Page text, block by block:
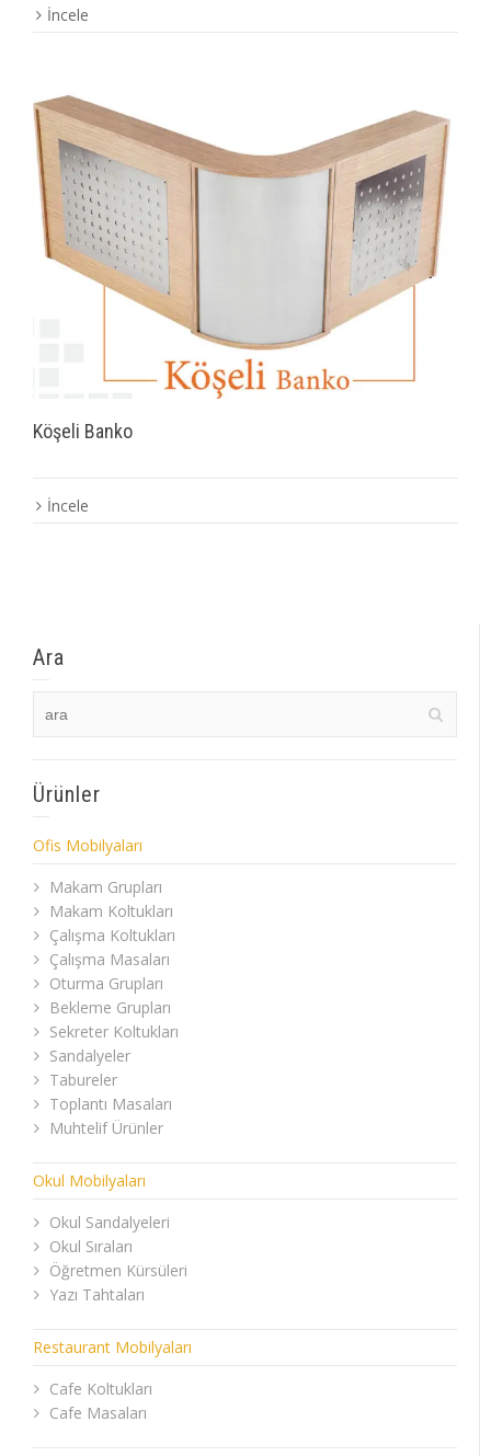
İncele
Köşeli Banko
İncele
Ara
Ürünler
Ofis Mobilyaları
Makam Grupları
Makam Koltukları
Çalışma Koltukları
Çalışma Masaları
Oturma Grupları
Bekleme Grupları
Sekreter Koltukları
Sandalyeler
Tabureler
Toplantı Masaları
Muhtelif Ürünler
Okul Mobilyaları
Okul Sandalyeleri
Okul Sıraları
Öğretmen Kürsüleri
Yazı Tahtaları
Restaurant Mobilyaları
Cafe Koltukları
Cafe Masaları